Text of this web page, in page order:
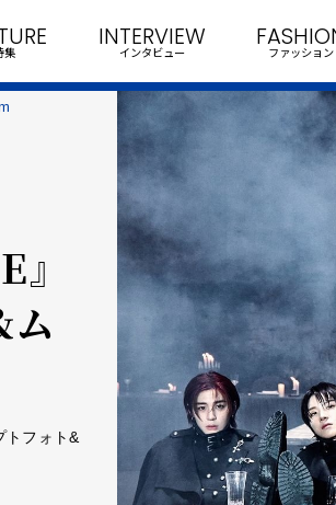
集
INTERVIEW
インタビュー ファッション
トフォト&